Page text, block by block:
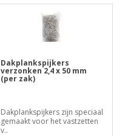
Dakplankspijkers
verzonken 2,4 x 50 mm
(per zak)
Dakplankspijkers zijn speciaal
gemaakt voor het vastzetten
v..